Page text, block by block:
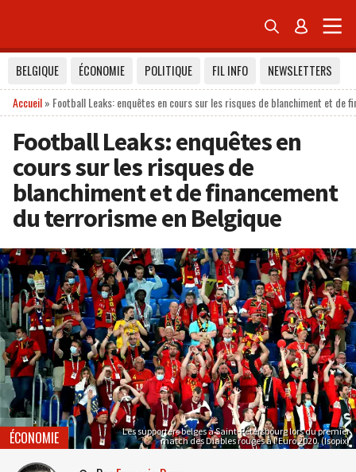
 
BELGIQUE ÉCONOMIE POLITIQUE FIL INFO
NEWSLETTERS
Accueil» Football Leaks: enquêtes en cours sur les risques de blanchiment et de
Football Leaks: enquêtes en
cours sur les risques de
blanchiment et de financement
du terrorisme en Belgique
Les supporters belges à Saint-Pétersbourg lors du premier
match des Diables rouges à l’Euro 2020. (Isopix)
ÉCONOMIE